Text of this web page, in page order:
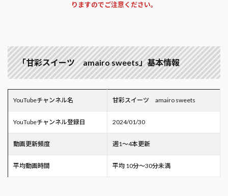
りますのでご注意ください。
「甘彩スイーツ amairo sweets」基本情報
YouTubeチャンネル名 甘彩スイーツ amairo sweets
YouTubeチャンネル登録日 2024/01/30
動画更新頻度 週1～4本更新
平均動画時間 平均 10分～30分未満